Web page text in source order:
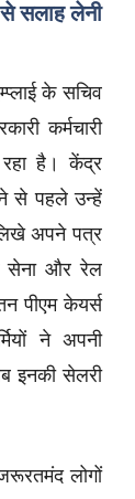
से सलाह लेनी
के सचिव
कर्मचारी
है। केंद्र
से पहले उन्हें
अपने पत्र
सेना और रेल
पीएम केयर्स
ने अपनी
इनकी सेलरी
लोगों